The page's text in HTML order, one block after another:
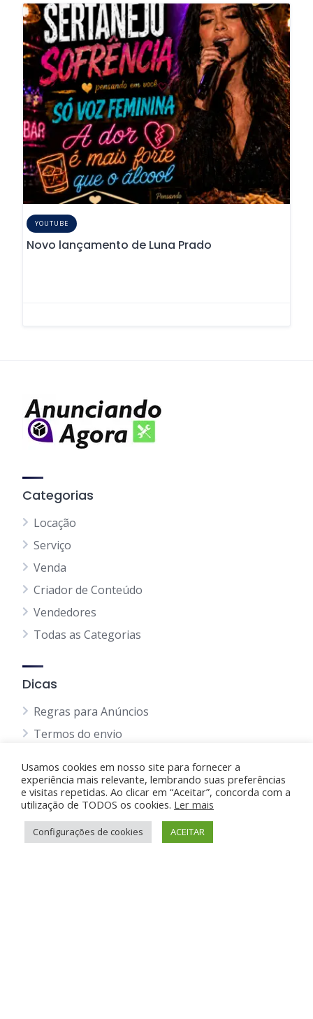
YOUTUBE
Novo lançamento de Luna Prado
Categorias
Locação
Serviço
Venda
Criador de Conteúdo
Vendedores
Todas as Categorias
Dicas
Regras para Anúncios
Termos do envio
Política de Cookie
Blog
Usamos cookies em nosso site para fornecer a
experiência mais relevante, lembrando suas preferências
e visitas repetidas. Ao clicar em “Aceitar”, concorda com a
utilização de TODOS os cookies. Ler mais
Configurações de cookies ACEITAR